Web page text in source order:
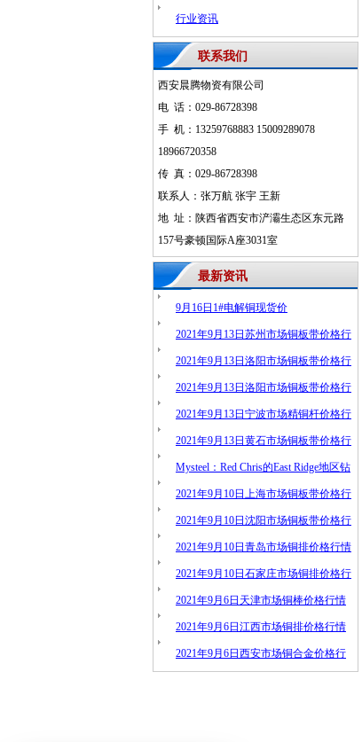
行业资讯
联系我们
西安晨腾物资有限公司
电 话：029-86728398
手 机：13259768883 15009289078
18966720358
传 真：029-86728398
联系人：张万航 张宇 王新
地 址：陕西省西安市浐灞生态区东元路
157号豪顿国际A座3031室
最新资讯
9月16日1#电解铜现货价
2021年9月13日苏州市场铜板带价格行
情
2021年9月13日洛阳市场铜板带价格行
情
2021年9月13日洛阳市场铜板带价格行
情
2021年9月13日宁波市场精铜杆价格行
情
2021年9月13日黄石市场铜板带价格行
情
Mysteel：Red Chris的East Ridge地区钻
探结果表明矿化连续性
2021年9月10日上海市场铜板带价格行
情
2021年9月10日沈阳市场铜板带价格行
情
2021年9月10日青岛市场铜排价格行情
2021年9月10日石家庄市场铜排价格行
情
2021年9月6日天津市场铜棒价格行情
2021年9月6日江西市场铜排价格行情
2021年9月6日西安市场铜合金价格行